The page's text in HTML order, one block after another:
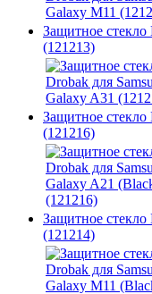
Защитное стекло
(121213)
Защитное
(121216)
Защитное
(121214)